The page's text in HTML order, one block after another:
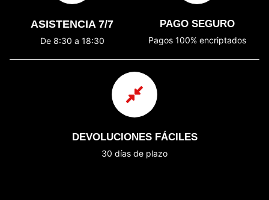
ASISTENCIA 7/7
De 8:30 a 18:30
PAGO SEGURO
Pagos 100% encriptados
DEVOLUCIONES FÁCILES
30 días de plazo